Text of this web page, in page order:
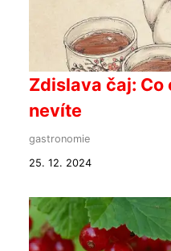
Zdislava čaj: Co
nevíte
gastronomie
25. 12. 2024